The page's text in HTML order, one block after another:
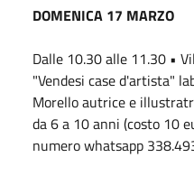
DOMENICA 17 MARZO
Dalle 10.30 alle 11.30 •
"Vendesi case d'artista"
Morello autrice e
da 6 a 10 anni (costo 10
numero whatsapp